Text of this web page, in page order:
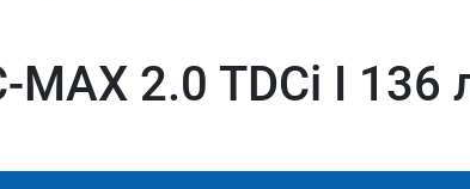
2.0 TDCi I 136